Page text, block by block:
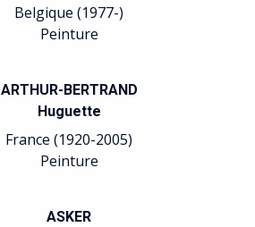
Belgique (1977-)
Peinture
ARTHUR-BERTRAND
Huguette
France (1920-2005)
Peinture
ASKER